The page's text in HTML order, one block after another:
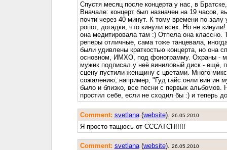
Спустя месяц после концерта у нас, в
Вначале: концерт был назначен на 19 часов,
почти через 40 минут. К тому времени по залу
ропот, догадки, что кинули всех. Но не
она медитировала там :) Отпела она классно.
реперы отличные, сама тоже танцевала,
были удивлены краткостью концерта, но она
основном, ИМХО, под фонограмму. Охраны -
мужик подписал у неё виниловый диск - ещё,
сцену пустили женщину с цветами. Много
сожалению, например, "Гуд гайс онли вин ин
было и близко, все песни с первых альбомов.
простил себе, если не сходил бы :) и теперь
Comment: svetlana(website). 26.05.2010
Я просто тащюсь от CCCATCH!!!!!
Comment: svetlana(website). 26.05.2010